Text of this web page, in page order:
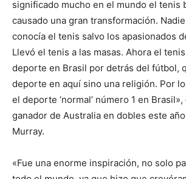
significado mucho en el mundo el tenis
causado una gran transformación.
conocía el tenis salvo los apasionados
Llevó el tenis a las masas. Ahora el
deporte en Brasil por detrás del fútbol,
deporte en aquí sino una religión. Por
el deporte ‘normal’ número 1 en
ganador de Australia en dobles este
Murray.
«Fue una enorme inspiración, no solo